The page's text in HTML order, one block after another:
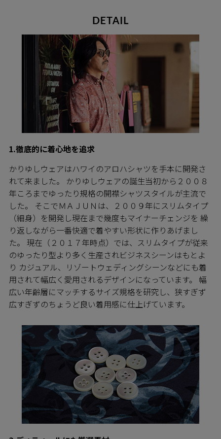
DETAIL
1.徹底的に着心地を追求
かりゆしウェアはハワイのアロハシャツを手本に開発さ
れて来ました。 かりゆしウェアの誕生当初から２００８
年ころまでゆったり規格の開襟シャツスタイルが主流で
した。 そこでＭＡＪＵＮは、２００９年にスリムタイプ
（細身）を開発し現在まで幾度もマイナーチェンジを 繰
り返しながら一番快適で着やすい形状に作りあげまし
た。 現在（２０１７年時点）では、スリムタイプが従来
のゆったり型より多く生産されビジネスシーンはもとよ
り カジュアル、リゾートウェディングシーンなどにも着
用されて幅広く愛用されるデザインになっています。 幅
広い年齢層にマッチするサイズ規格を研究し、狭すぎず
広すぎずのちょうど良い着用感に仕上げています。